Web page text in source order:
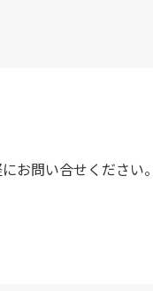
お問い合せください。